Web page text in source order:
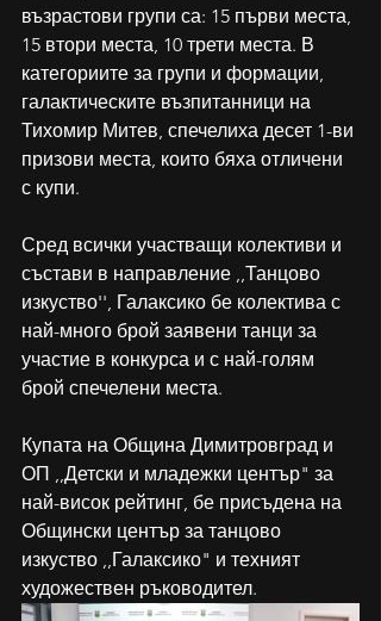
възрастови групи са: 15 първи места,
15 втори места, 10 трети места. В
категориите за групи и формации,
галактическите възпитанници на
Тихомир Митев, спечелиха десет 1-ви
призови места, които бяха отличени
с купи.
Сред всички участващи колективи и
състави в направление ,,Танцово
изкуство'', Галаксико бе колектива с
най-много брой заявени танци за
участие в конкурса и с най-голям
брой спечелени места.
Купата на Община Димитровград и
ОП ,,Детски и младежки център" за
най-висок рейтинг, бе присъдена на
Общински център за танцово
изкуство ,,Галаксико" и техният
художествен ръководител.